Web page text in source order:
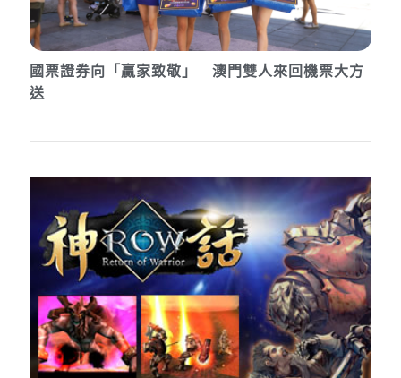
國票證券向「贏家致敬」 澳門雙人來回機票大方
送